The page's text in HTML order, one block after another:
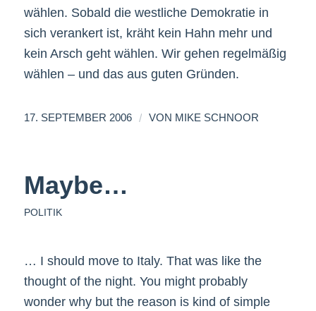
wählen. Sobald die westliche Demokratie in
sich verankert ist, kräht kein Hahn mehr und
kein Arsch geht wählen. Wir gehen regelmäßig
wählen – und das aus guten Gründen.
17. SEPTEMBER 2006 / VON MIKE SCHNOOR
Maybe…
POLITIK
… I should move to Italy. That was like the
thought of the night. You might probably
wonder why but the reason is kind of simple